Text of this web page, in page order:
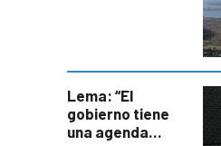
Lema: “El
gobierno tiene
una agenda